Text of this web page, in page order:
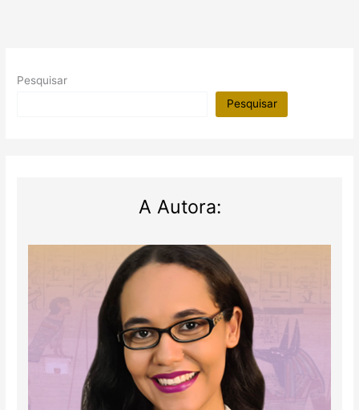
Aegyptologus
Pesquisar
Pesquisar
A Autora: